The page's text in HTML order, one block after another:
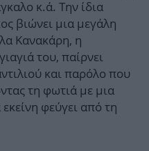
κ.ά. Την ίδια
βιώνει μια μεγάλη
Κανακάρη, η
του, παίρνει
και παρόλο που
τη φωτιά με μια
φεύγει από τη